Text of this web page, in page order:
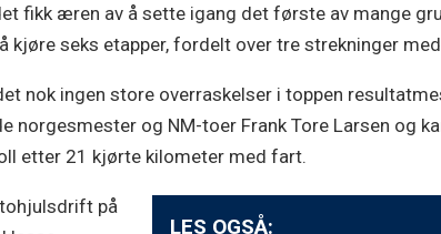
fikk æren av å sette igang det første av mange
kjøre seks etapper, fordelt over tre strekninger
nok ingen store overraskelser i toppen
norgesmester og NM-toer Frank Tore Larsen og
etter 21 kjørte kilometer med fart.
LES OGSÅ:
på